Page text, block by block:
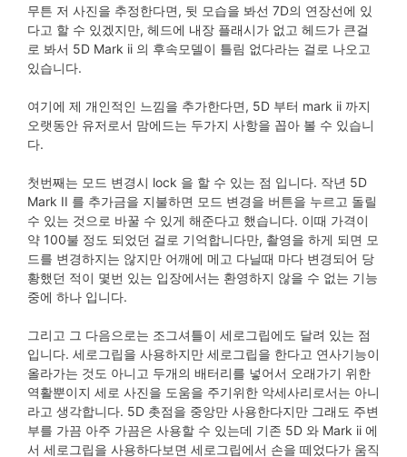
무튼 저 사진을 추정한다면, 뒷 모습을 봐선 7D의 연장선에 있
다고 할 수 있겠지만, 헤드에 내장 플래시가 없고 헤드가 큰걸
로 봐서 5D Mark ii 의 후속모델이 틀림 없다라는 걸로 나오고
있습니다.
여기에 제 개인적인 느낌을 추가한다면, 5D 부터 mark ii 까지
오랫동안 유저로서 맘에드는 두가지 사항을 꼽아 볼 수 있습니
다.
첫번째는 모드 변경시 lock 을 할 수 있는 점 입니다. 작년 5D
Mark II 를 추가금을 지불하면 모드 변경을 버튼을 누르고 돌릴
수 있는 것으로 바꿀 수 있게 해준다고 했습니다. 이때 가격이
약 100불 정도 되었던 걸로 기억합니다만, 촬영을 하게 되면 모
드를 변경하지는 않지만 어깨에 메고 다닐때 마다 변경되어 당
황했던 적이 몇번 있는 입장에서는 환영하지 않을 수 없는 기능
중에 하나 입니다.
그리고 그 다음으로는 조그셔틀이 세로그립에도 달려 있는 점
입니다. 세로그립을 사용하지만 세로그립을 한다고 연사기능이
올라가는 것도 아니고 두개의 배터리를 넣어서 오래가기 위한
역활뿐이지 세로 사진을 도움을 주기위한 악세사리로서는 아니
라고 생각합니다. 5D 촛점을 중앙만 사용한다지만 그래도 주변
부를 가끔 아주 가끔은 사용할 수 있는데 기존 5D 와 Mark ii 에
서 세로그립을 사용하다보면 세로그립에서 손을 떼었다가 움직